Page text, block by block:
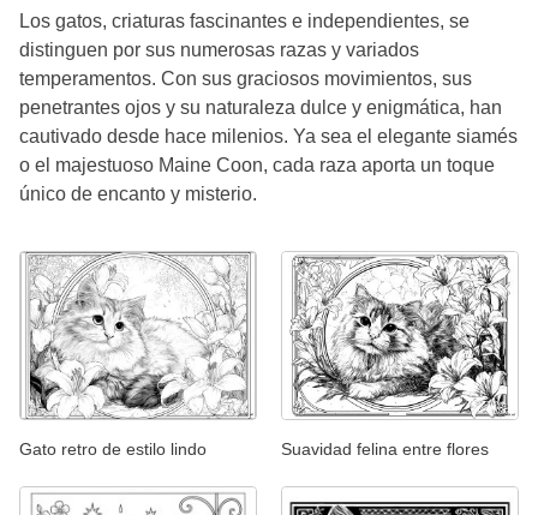
Los gatos, criaturas fascinantes e independientes, se
distinguen por sus numerosas razas y variados
temperamentos. Con sus graciosos movimientos, sus
penetrantes ojos y su naturaleza dulce y enigmática, han
cautivado desde hace milenios. Ya sea el elegante siamés
o el majestuoso Maine Coon, cada raza aporta un toque
único de encanto y misterio.
Gato retro de estilo lindo Suavidad felina entre flores